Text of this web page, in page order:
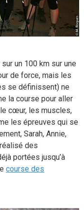
un 100 km sur une
de force, mais les
se définissent) ne
la course pour aller
cœur, les muscles,
les épreuves qui se
Sarah, Annie,
des
portées jusqu’à
course des